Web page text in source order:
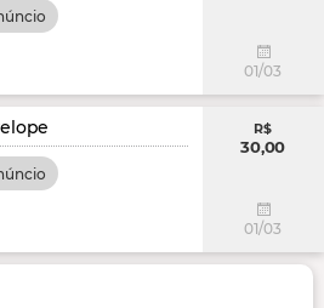
01/03
R$
30,00
01/03